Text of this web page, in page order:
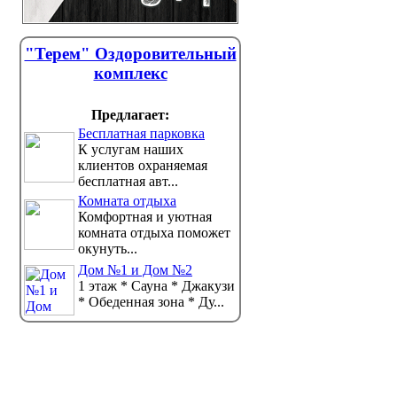
"Терем" Оздоровительный
комплекс
Предлагает:
Бесплатная парковка
К услугам наших
клиентов охраняемая
бесплатная авт...
Комната отдыха
Комфортная и уютная
комната отдыха поможет
окунуть...
Дом №1 и Дом №2
1 этаж * Сауна * Джакузи
* Обеденная зона * Ду...